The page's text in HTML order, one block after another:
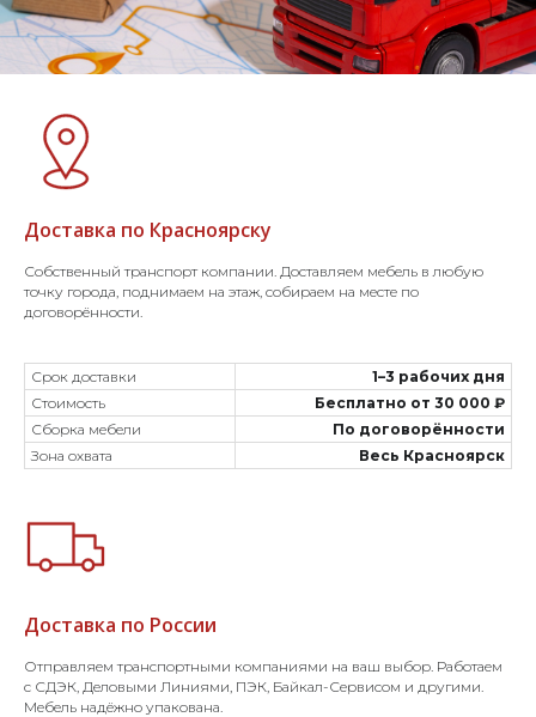
Доставка по Красноярску
Собственный транспорт компании. Доставляем мебель в любую
точку города, поднимаем на этаж, собираем на месте по
договорённости.
Срок доставки
1–3 рабочих дня
Стоимость
Бесплатно от 30 000 ₽
Сборка мебели
По договорённости
Зона охвата
Весь Красноярск
Доставка по России
Отправляем транспортными компаниями на ваш выбор. Работаем
с СДЭК, Деловыми Линиями, ПЭК, Байкал-Сервисом и другими.
Мебель надёжно упакована.